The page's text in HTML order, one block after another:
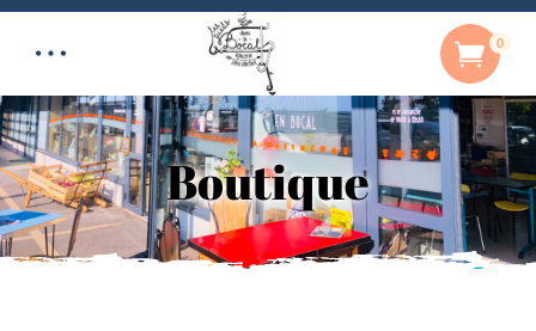
0
Boutique